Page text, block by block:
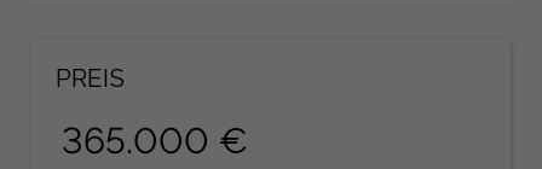
PREIS
365.000 €